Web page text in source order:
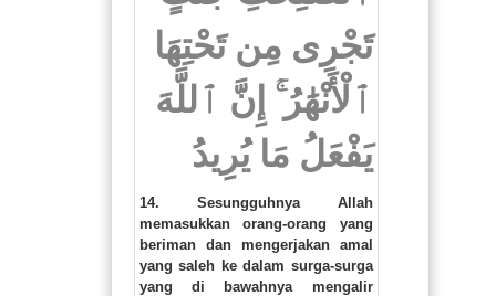
تَجْرِى مِن تَحْتِهَا
ٱلْأَنْهَٰرُ ۚ إِنَّ ٱللَّهَ
يَفْعَلُ مَا يُرِيدُ
14. Sesungguhnya Allah
memasukkan orang-orang yang
beriman dan mengerjakan amal
yang saleh ke dalam surga-surga
yang di bawahnya mengalir